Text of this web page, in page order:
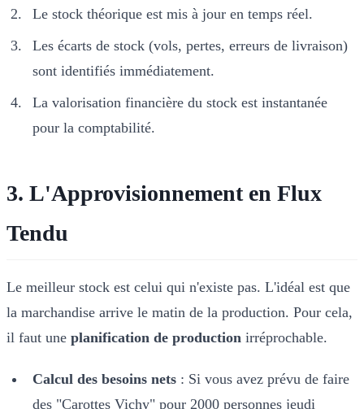
Le stock théorique est mis à jour en temps réel.
Les écarts de stock (vols, pertes, erreurs de livraison)
sont identifiés immédiatement.
La valorisation financière du stock est instantanée
pour la comptabilité.
3. L'Approvisionnement en Flux
Tendu
Le meilleur stock est celui qui n'existe pas. L'idéal est que
la marchandise arrive le matin de la production. Pour cela,
il faut une planification de production irréprochable.
Calcul des besoins nets : Si vous avez prévu de faire
des "Carottes Vichy" pour 2000 personnes jeudi